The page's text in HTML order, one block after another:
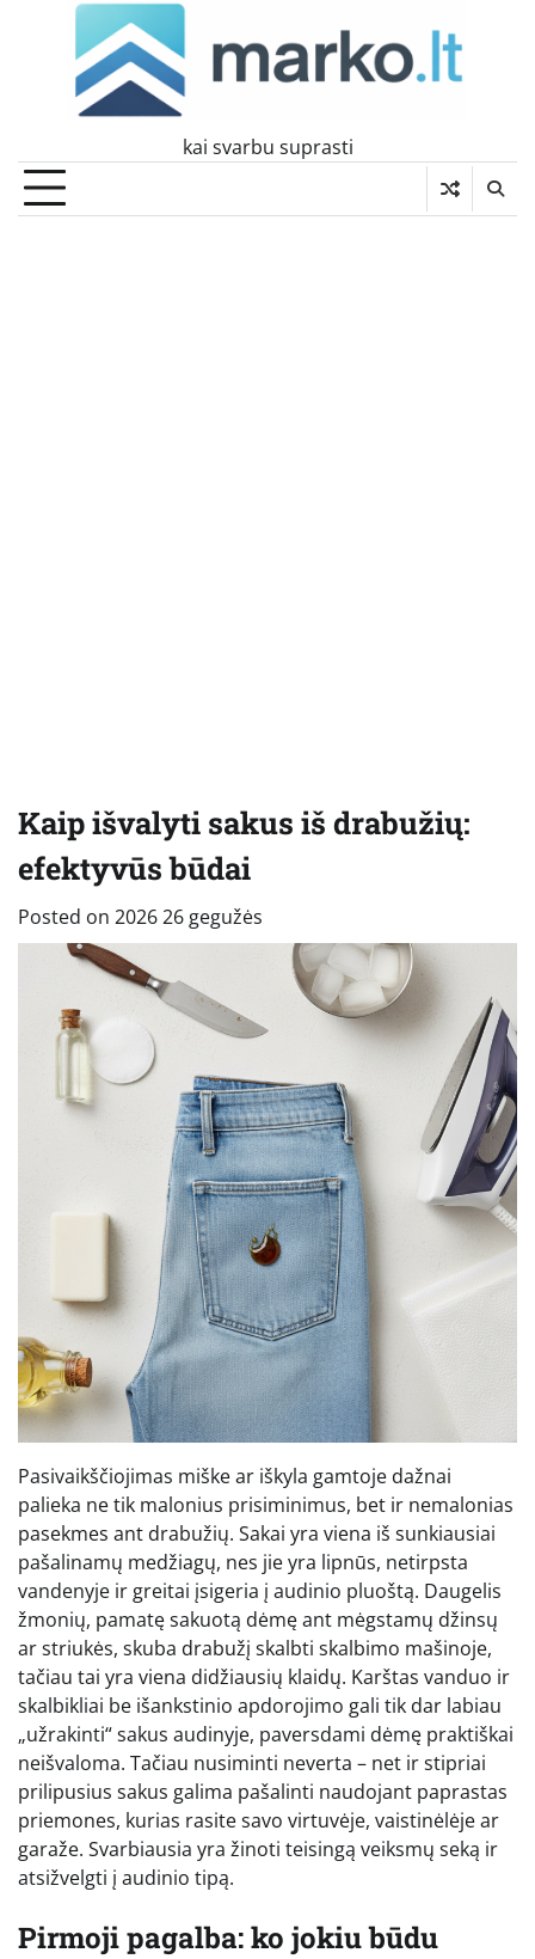
kai svarbu suprasti
Kaip išvalyti sakus iš drabužių:
efektyvūs būdai
Posted on 2026 26 gegužės
Pasivaikščiojimas miške ar iškyla gamtoje dažnai
palieka ne tik malonius prisiminimus, bet ir nemalonias
pasekmes ant drabužių. Sakai yra viena iš sunkiausiai
pašalinamų medžiagų, nes jie yra lipnūs, netirpsta
vandenyje ir greitai įsigeria į audinio pluoštą. Daugelis
žmonių, pamatę sakuotą dėmę ant mėgstamų džinsų
ar striukės, skuba drabužį skalbti skalbimo mašinoje,
tačiau tai yra viena didžiausių klaidų. Karštas vanduo ir
skalbikliai be išankstinio apdorojimo gali tik dar labiau
„užrakinti“ sakus audinyje, paversdami dėmę praktiškai
neišvaloma. Tačiau nusiminti neverta – net ir stipriai
prilipusius sakus galima pašalinti naudojant paprastas
priemones, kurias rasite savo virtuvėje, vaistinėlėje ar
garaže. Svarbiausia yra žinoti teisingą veiksmų seką ir
atsižvelgti į audinio tipą.
Pirmoji pagalba: ko jokiu būdu